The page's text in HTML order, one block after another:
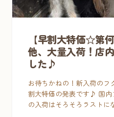
【早割大特価☆第
他、大量入荷！店
した♪
お待ちかねの！新入荷のフ
割大特価の発表です♪ 国内
の入荷はそろそろラストに